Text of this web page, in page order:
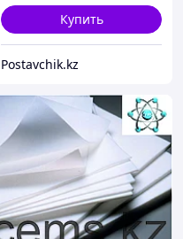
Купить
Postavchik.kz